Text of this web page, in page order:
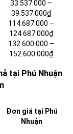
33.537.000 –
39.537.000₫
114.687.000 –
124.687.000₫
132.600.000 –
152.600.000₫
tại Phú Nhuận
Đơn giá tại Phú
Nhuận